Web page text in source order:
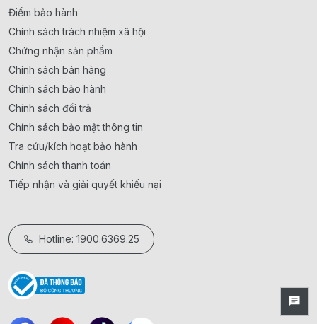
Điểm bảo hành
Chính sách trách nhiệm xã hội
Chứng nhận sản phẩm
Chính sách bán hàng
Chính sách bảo hành
Chính sách đổi trả
Chính sách bảo mật thông tin
Tra cứu/kích hoạt bảo hành
Chính sách thanh toán
Tiếp nhận và giải quyết khiếu nại
Hotline: 1900.6369.25